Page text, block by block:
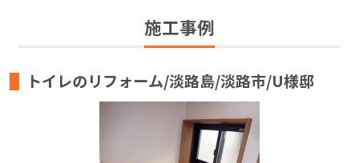
施工事例
トイレのリフォーム/淡路島/淡路市/U様邸